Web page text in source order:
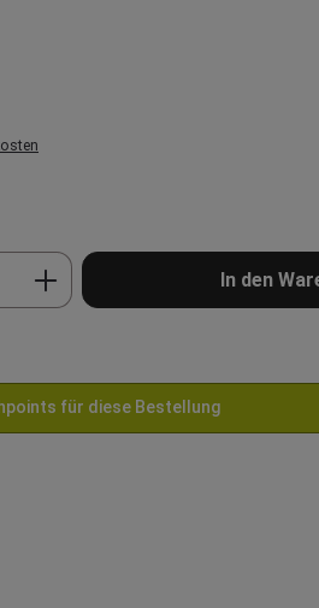
den gewünschten
In den
für diese Bestellung